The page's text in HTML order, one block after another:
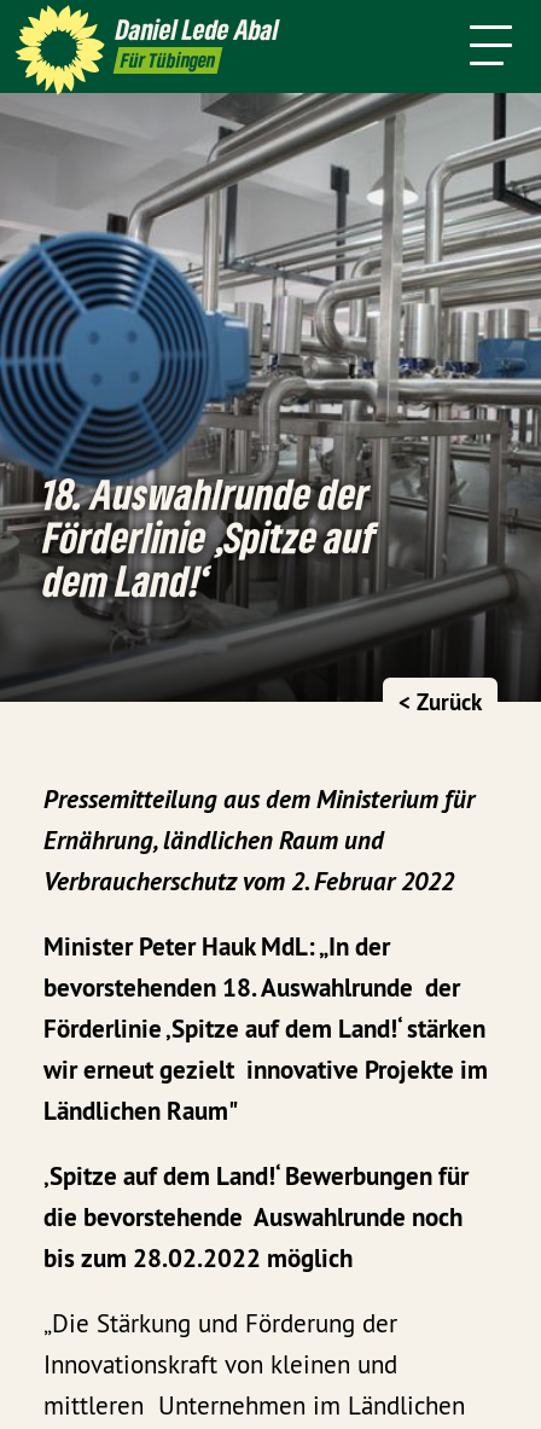
DanielLede Abal
Für Tübingen
Presse Pressebilder Kontakt
mich
18. Auswahlrunde der
Förderlinie ‚Spitze auf
dem Land!‘
< Zurück
Pressemitteilung aus dem Ministerium für
Ernährung, ländlichen Raum und
Verbraucherschutz vom 2. Februar 2022
Minister Peter Hauk MdL: „In der
bevorstehenden 18. Auswahlrunde der
Förderlinie ‚Spitze auf dem Land!‘ stärken
wir erneut gezielt innovative Projekte im
Ländlichen Raum"
‚Spitze auf dem Land!‘ Bewerbungen für
die bevorstehende Auswahlrunde noch
bis zum 28.02.2022 möglich
„Die Stärkung und Förderung der
Innovationskraft von kleinen und
mittleren Unternehmen im Ländlichen